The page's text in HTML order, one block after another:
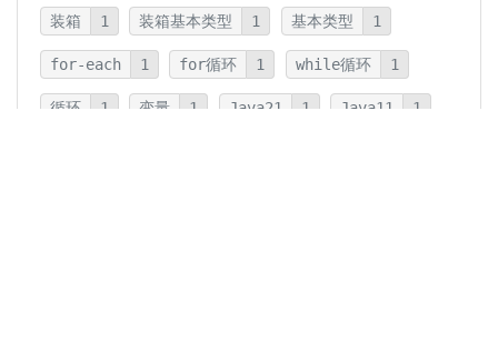
装箱 1 装箱基本类型 1 基本类型 1
for-each 1 for循环 1 while循环 1
循环 1 变量 1 Java21 1 Java11 1